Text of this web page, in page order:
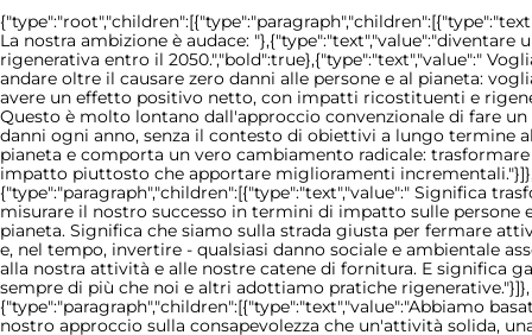
La nostra ambizione è audace: "},{"type":"text","value":"diventare
rigenerativa entro il 2050.","bold":true},{"type":"text","value":"
andare oltre il causare zero danni alle persone e al pianeta:
avere un effetto positivo netto, con impatti ricostituenti e
Questo è molto lontano dall'approccio convenzionale di fare
danni ogni anno, senza il contesto di obiettivi a lungo termine
pianeta e comporta un vero cambiamento radicale:
impatto piuttosto che apportare miglioramenti
{"type":"paragraph","children":[{"type":"text","value":" Significa
misurare il nostro successo in termini di impatto sulle persone
pianeta. Significa che siamo sulla strada giusta per fermare
e, nel tempo, invertire - qualsiasi danno sociale e ambientale
alla nostra attività e alle nostre catene di fornitura. E significa
sempre di più che noi e altri adottiamo pratiche rigenerative."}]},
{"type":"paragraph","children":[{"type":"text","value":"Abbiamo
nostro approccio sulla consapevolezza che un'attività solida,